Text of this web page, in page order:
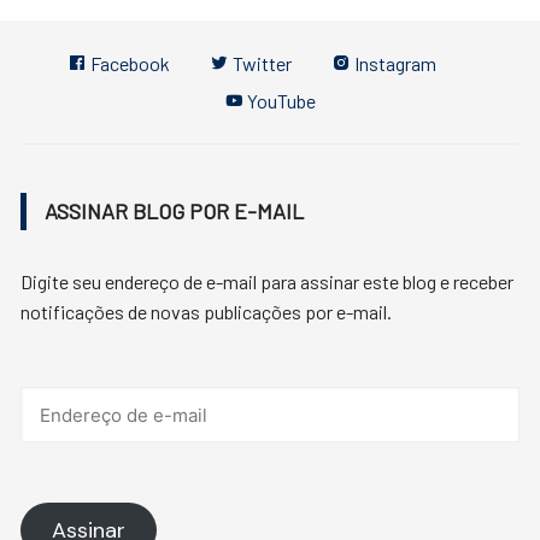
Facebook Twitter
Instagram
YouTube
ASSINAR BLOG POR E-MAIL
Digite seu endereço de e-mail para assinar este blog e receber
notificações de novas publicações por e-mail.
Assinar